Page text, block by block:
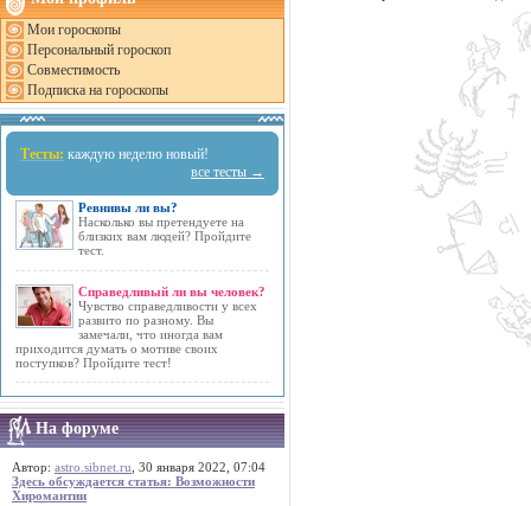
Мои гороскопы
Персональный гороскоп
Совместимость
Подписка на гороскопы
Тесты: каждую неделю новый!
все тесты →
Ревнивы ли вы?
Насколько вы претендуете на
близких вам людей? Пройдите
тест.
Справедливый ли вы человек?
Чувство справедливости у всех
развито по разному. Вы
замечали, что иногда вам
приходится думать о мотиве своих
поступков? Пройдите тест!
На форуме
Автор: astro.sibnet.ru , 30 января 2022, 07:04
Здесь обсуждается статья: Возможности
Хиромантии